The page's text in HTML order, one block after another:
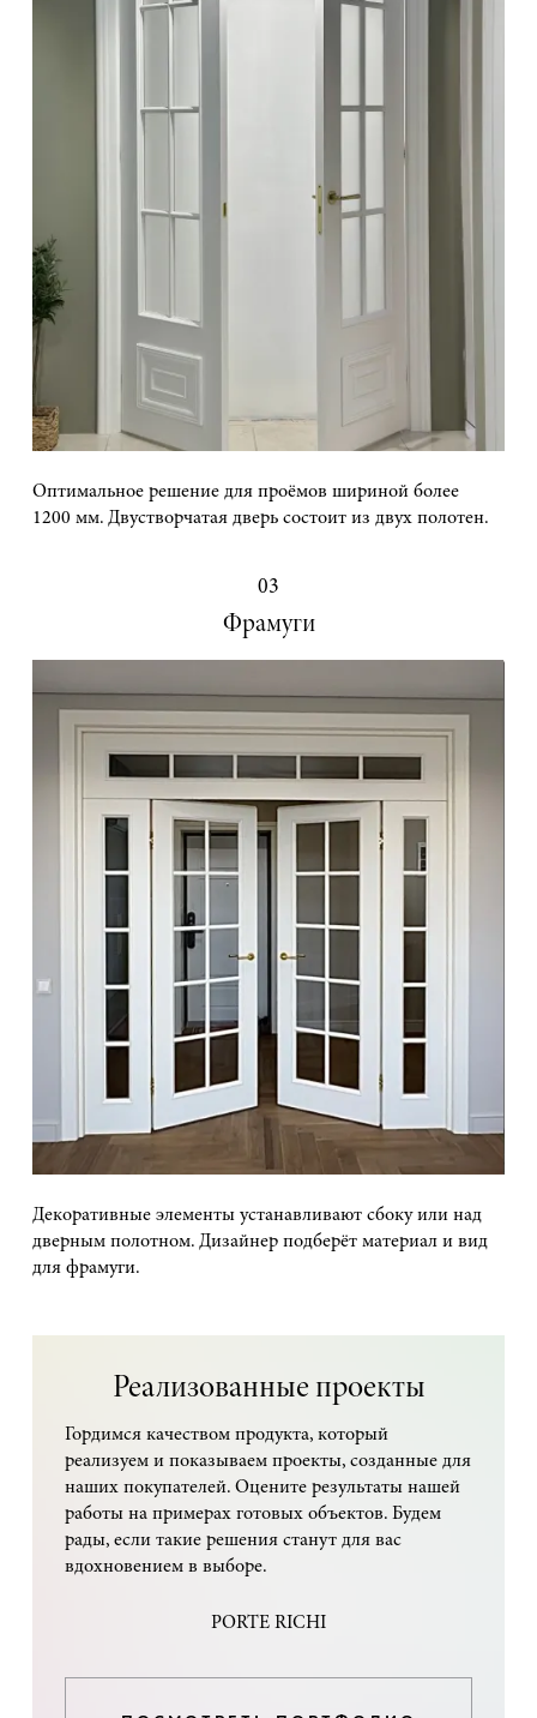
Оптимальное решение для проёмов шириной более
1200 мм. Двустворчатая дверь состоит из двух полотен.
03
Фрамуги
Декоративные элементы устанавливают сбоку или над
дверным полотном. Дизайнер подберёт материал и вид
для фрамуги.
Реализованные проекты
Гордимся качеством продукта, который
реализуем и показываем проекты, созданные для
наших покупателей. Оцените результаты нашей
работы на примерах готовых объектов. Будем
рады, если такие решения станут для вас
вдохновением в выборе.
PORTE RICHI